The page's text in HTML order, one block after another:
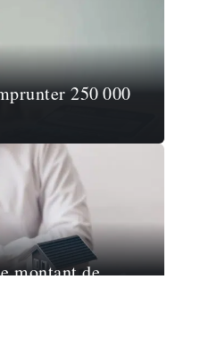
250 000
montant de